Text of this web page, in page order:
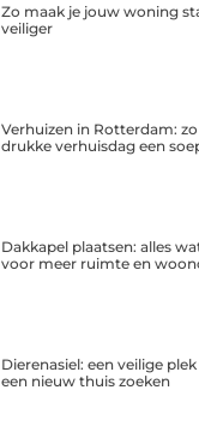
Zo maak je jouw woning
veiliger
Verhuizen in Rotterdam:
drukke verhuisdag een
Dakkapel plaatsen: alles
voor meer ruimte en
Dierenasiel: een veilige
een nieuw thuis zoeken